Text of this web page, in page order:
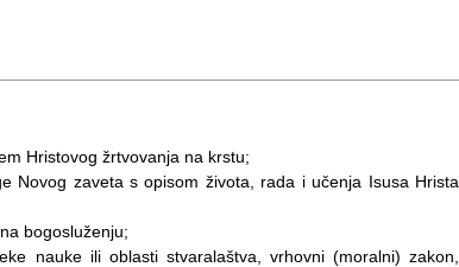
Hristovog žrtvovanja na krstu;
Novog zaveta s opisom života, rada i učenja Isusa Hrista
bogosluženju;
nauke ili oblasti stvaralaštva, vrhovni (moralni) zakon,